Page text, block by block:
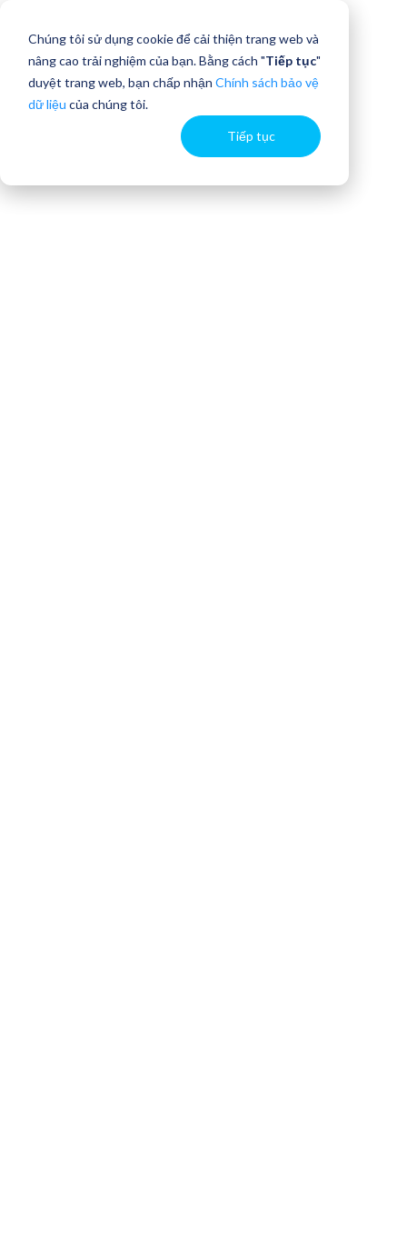
Chúng tôi sử dụng cookie để cải thiện trang web và
nâng cao trải nghiệm của bạn. Bằng cách "Tiếp tục"
duyệt trang web, bạn chấp nhận Chính sách bảo vệ
dữ liệu của chúng tôi.
Tiếp tục